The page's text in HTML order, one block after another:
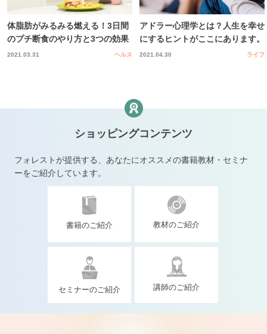
体脂肪がみるみる燃える！3日間
のプチ断食のやり方と3つの効果
2021.03.31 ヘルス
アドラー心理学とは？人生を幸せ
にするヒントがここにあります。
2021.04.30 ライフ
ショッピングコンテンツ
フォレストが提供する、あなたにオススメの書籍教材・セミナ
ーをご紹介しています。
書籍のご紹介 教材のご紹介
セミナーのご紹介 講師のご紹介